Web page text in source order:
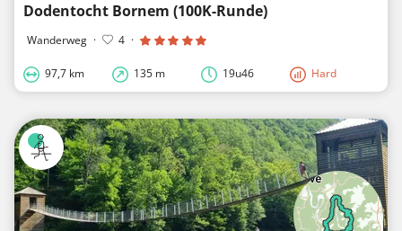
Dodentocht Bornem (100K-Runde)
Wanderweg · 4 ·
97,7 km 135 m 19u46 Hard